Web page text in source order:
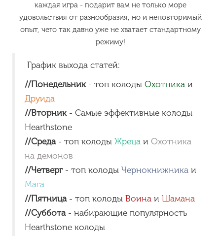
каждая игра - подарит вам не только море
удовольствия от разнообразия, но и неповторимый
опыт, чего так давно уже не хватает стандартному
режиму!
График выхода статей:
//Понедельник - топ колоды Охотника и
Друида
//Вторник - Самые эффективные колоды
Hearthstone
//Среда - топ колоды Жреца и Охотника
на демонов
//Четверг - топ колоды Чернокнижника и
Мага
//Пятница - топ колоды Воина и Шамана
//Суббота - набирающие популярность
Hearthstone колоды